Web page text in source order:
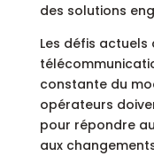
des solutions
Les défis actuels
constante du
opérateurs
pour répondre
aux